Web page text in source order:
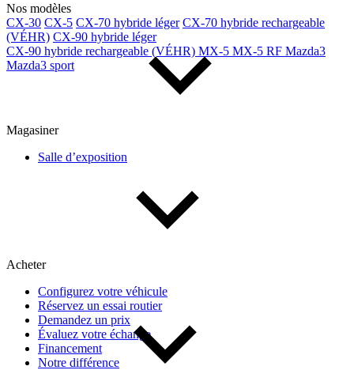
Nos modèles
CX-30 CX-5 CX-70 hybride léger CX-70 hybride rechargeable
(VÉHR) CX-90 hybride léger
CX-90 hybride rechargeable (VÉHR) MX-5 MX-5 RF Mazda3
Mazda3 sport
Magasiner
Salle d’exposition
Acheter
Configurez votre véhicule
Réservez un essai routier
Demandez un prix
Évaluez votre échange
Financement
Notre différence